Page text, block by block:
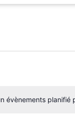
évènements planifié